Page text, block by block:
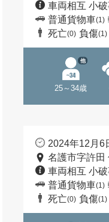
車両相互 小
普通貨物車(1)
死亡(0) 負傷(1)
25～34歳
他
2024年12月6
名護市字許田
車両相互 小
普通貨物車(1)
死亡(0) 負傷(1)